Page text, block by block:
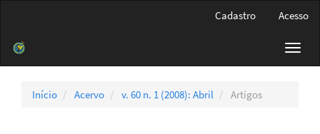
Barra
Cadastro Acesso
Início Acervo v. 60 n. 1 (2008): Abril Artigos